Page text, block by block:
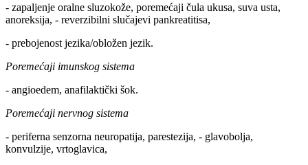
- zapaljenje oralne sluzokože, poremećaji čula ukusa, suva usta,
anoreksija, - reverzibilni slučajevi pankreatitisa,
- prebojenost jezika/obložen jezik.
Poremećaji imunskog sistema
- angioedem, anafilaktički šok.
Poremećaji nervnog sistema
- periferna senzorna neuropatija, parestezija, - glavobolja,
konvulzije, vrtoglavica,